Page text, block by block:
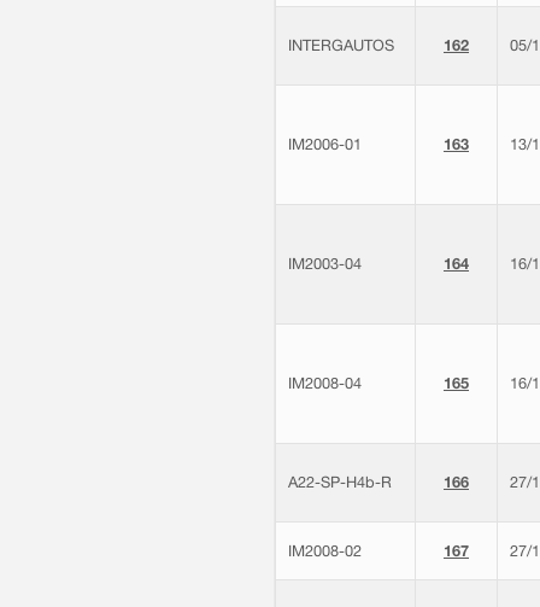
INTERGAUTOS 162 05/
IM2006-01 163 13/
IM2003-04 164 16/
IM2008-04 165 16/
A22-SP-H4b-R 166 27/
IM2008-02 167 27/